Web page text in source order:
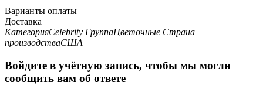
Варианты оплаты
Доставка
КатегорияCelebrity ГруппаЦветочные Страна
производстваСША
Войдите в учётную запись, чтобы мы могли
сообщить вам об ответе